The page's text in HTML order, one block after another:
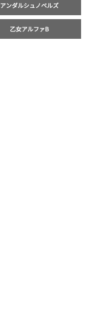
アンダルシュノベルズ
乙女アルファB